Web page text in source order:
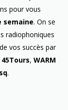
pour vous
semaine. On se
radiophoniques
vos succès par
45Tours, WARM
.